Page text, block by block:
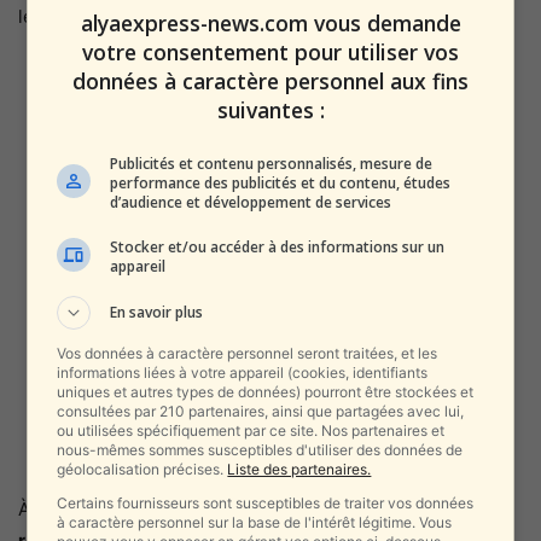
légitime”.
“CE N’EST PAS UNE SIMPLE
POLÉMIQUE — C’EST UNE GUERRE
DE PERCEPTION”, A AFFIRMÉ UN
HAUT RESPONSABLE DU MINISTÈRE.
CHERCHENT À EFFACER LA
DIFFÉRENCE ENTRE UN ÉTAT
DÉMOCRATIQUE DÉFENDANT SA
POPULATION ET UNE
ORGANISATION TERRORISTE QUI
MASSACRE DES CIVILS.”
À Jérusalem, la ministre de la Diaspora a ordonné le
alyaexpress-news.com vous demande
votre consentement pour utiliser vos
données à caractère personnel aux fins
suivantes :
Publicités et contenu personnalisés, mesure de
performance des publicités et du contenu, études
d’audience et développement de services
Stocker et/ou accéder à des informations sur un
appareil
En savoir plus
Vos données à caractère personnel seront traitées, et les
informations liées à votre appareil (cookies, identifiants
uniques et autres types de données) pourront être stockées et
consultées par 210 partenaires, ainsi que partagées avec lui,
ou utilisées spécifiquement par ce site. Nos partenaires et
nous-mêmes sommes susceptibles d'utiliser des données de
géolocalisation précises. Liste des partenaires.
Certains fournisseurs sont susceptibles de traiter vos données
à caractère personnel sur la base de l'intérêt légitime. Vous